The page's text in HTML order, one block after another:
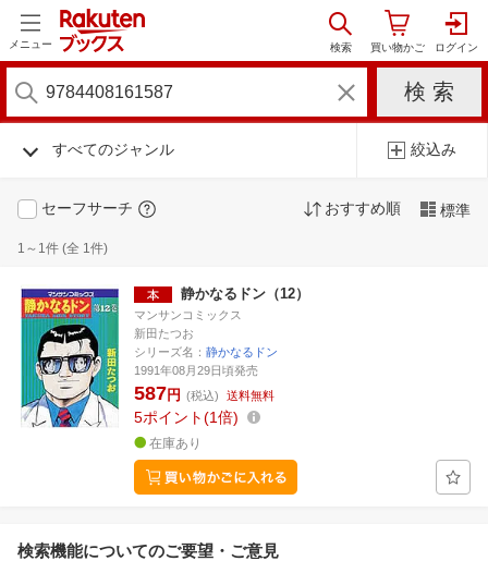
メニュー
すべてのジャンル 絞込み
セーフサーチ おすすめ順 標準
1～1件 (全 1件)
静かなるドン（12）
マンサンコミックス
新田たつお
シリーズ名： 静かなるドン
1991年08月29日頃発売
587円 (税込) 送料無料
5ポイント 1倍
在庫あり
検索機能についてのご要望・ご意見